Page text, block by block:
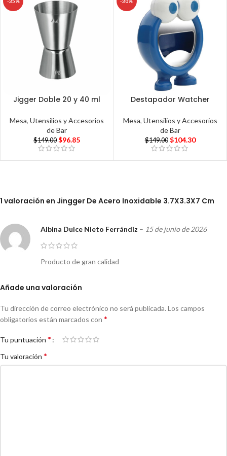
Jigger Doble 20 y 40 ml
Mesa,Utensilios y Accesorios
de Bar
$149.00 $96.85
Destapador Watcher
Mesa, Utensilios y Accesorios
de Bar
$149.00 $104.30
1 valoración en Jingger De Acero Inoxidable 3.7X3.3X7 Cm
Albina Dulce Nieto Ferrándiz – 15 de junio de 2026
Producto de gran calidad
Añade una valoración
Tu dirección de correo electrónico no será publicada. Los campos
obligatorios están marcados con *
Tu puntuación *
Tu valoración *